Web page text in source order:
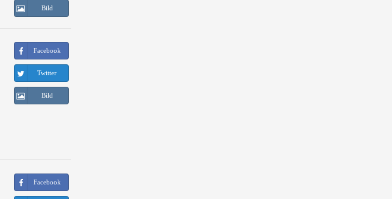
Bild
Facebook
Twitter
Bild
Facebook